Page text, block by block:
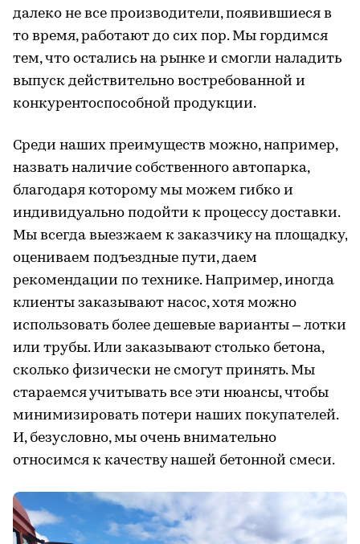
далеко не все производители, появившиеся в
то время, работают до сих пор. Мы гордимся
тем, что остались на рынке и смогли наладить
выпуск действительно востребованной и
конкурентоспособной продукции.
Среди наших преимуществ можно, например,
назвать наличие собственного автопарка,
благодаря которому мы можем гибко и
индивидуально подойти к процессу доставки.
Мы всегда выезжаем к заказчику на площадку,
оцениваем подъездные пути, даем
рекомендации по технике. Например, иногда
клиенты заказывают насос, хотя можно
использовать более дешевые варианты – лотки
или трубы. Или заказывают столько бетона,
сколько физически не смогут принять. Мы
стараемся учитывать все эти нюансы, чтобы
минимизировать потери наших покупателей.
И, безусловно, мы очень внимательно
относимся к качеству нашей бетонной смеси.